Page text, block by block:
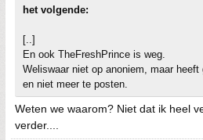
het volgende:
[..]
En ook TheFreshPrince is weg.
Weliswaar niet op anoniem, maar
en niet meer te posten.
Weten we waarom? Niet dat ik heel
verder....